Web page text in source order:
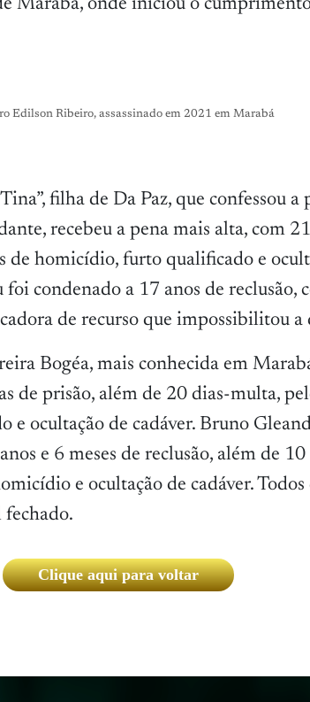
Marabá, onde iniciou o
Edilson Ribeiro, assassinado em 2021 em Marabá
filha de Da Paz, que confessou a
recebeu a pena mais alta, com
de homicídio, furto qualificado e
condenado a 17 anos de reclusão,
de recurso que impossibilitou a
Bogéa, mais conhecida em
de prisão, além de 20 dias-multa,
ocultação de cadáver. Bruno
e 6 meses de reclusão, além de
e ocultação de cadáver.
fechado.
Clique aqui para voltar